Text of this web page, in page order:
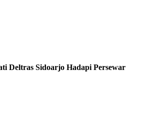
Deltras Sidoarjo Hadapi Persewar